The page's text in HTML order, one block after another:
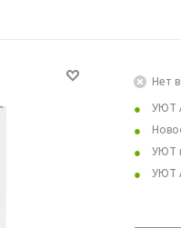
Нет
УЮТ
УЮТ
УЮТ